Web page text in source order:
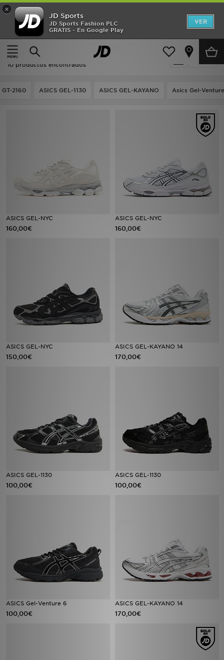
×
JD Sports
JD Sports Fashion PLC
GRATIS - En Google Play
VER
Página principal
Hombre
Hombre - ASICS Asics Gel
10 productos encontrados
GT-2160 ASICS GEL-1130 ASICS GEL-KAYANO Asics Gel-Venture
ASICS GEL-NYC
160,00€
ASICS GEL-NYC
160,00€
ASICS GEL-NYC
150,00€
ASICS GEL-KAYANO 14
170,00€
ASICS GEL-1130
100,00€
ASICS GEL-1130
100,00€
ASICS Gel-Venture 6
100,00€
ASICS GEL-KAYANO 14
170,00€
Hombre
Mujer
Niños
JD Fútbol